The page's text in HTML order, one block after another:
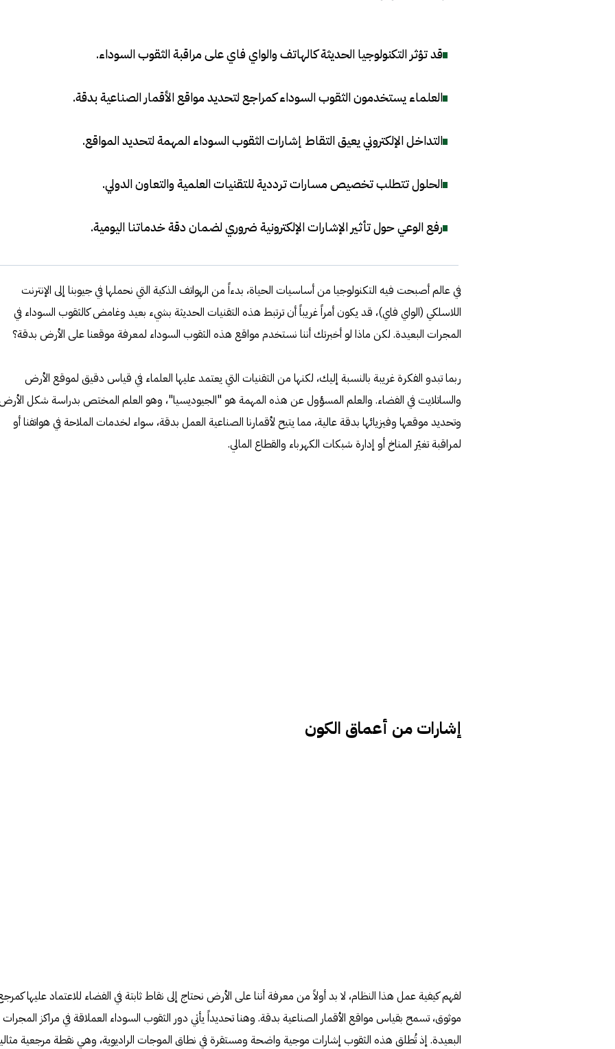
قد تؤثر التكنولوجيا الحديثة كالهاتف والواي فاي على مراقبة الثقوب السوداء.
العلماء يستخدمون الثقوب السوداء كمراجع لتحديد مواقع الأقمار الصناعية بدقة.
التداخل الإلكتروني يعيق التقاط إشارات الثقوب السوداء المهمة لتحديد المواقع.
الحلول تتطلب تخصيص مسارات ترددية للتقنيات العلمية والتعاون الدولي.
رفع الوعي حول تأثير الإشارات الإلكترونية ضروري لضمان دقة خدماتنا اليومية.
في عالم أصبحت فيه التكنولوجيا من أساسيات الحياة، بدءاً من الهواتف الذكية التي نحملها في جيوبنا إلى الإنترنت
اللاسلكي (الواي فاي)، قد يكون أمراً غريباً أن ترتبط هذه التقنيات الحديثة بشيء بعيد وغامض كالثقوب السوداء في
المجرات البعيدة. لكن ماذا لو أخبرتك أننا نستخدم مواقع هذه الثقوب السوداء لمعرفة موقعنا على الأرض بدقة؟
ربما تبدو الفكرة غريبة بالنسبة إليك، لكنها من التقنيات التي يعتمد عليها العلماء في قياس دقيق لموقع الأرض
والساتلايت في الفضاء. والعلم المسؤول عن هذه المهمة هو "الجيوديسيا"، وهو العلم المختص بدراسة شكل
وتحديد موقعها وفيزيائها بدقة عالية، مما يتيح لأقمارنا الصناعية العمل بدقة، سواء لخدمات الملاحة في هواتفنا أو
لمراقبة تغيّر المناخ أو إدارة شبكات الكهرباء والقطاع المالي.
إشارات من أعماق الكون
لفهم كيفية عمل هذا النظام، لا بد أولاً من معرفة أننا على الأرض نحتاج إلى نقاط ثابتة في الفضاء للاعتماد عليها
موثوق، تسمح بقياس مواقع الأقمار الصناعية بدقة. وهنا تحديداً يأتي دور الثقوب السوداء العملاقة في مراكز المجرات
البعيدة. إذ تُطلق هذه الثقوب إشارات موجية واضحة ومستقرة في نطاق الموجات الراديوية، وهي نقطة مرجعية